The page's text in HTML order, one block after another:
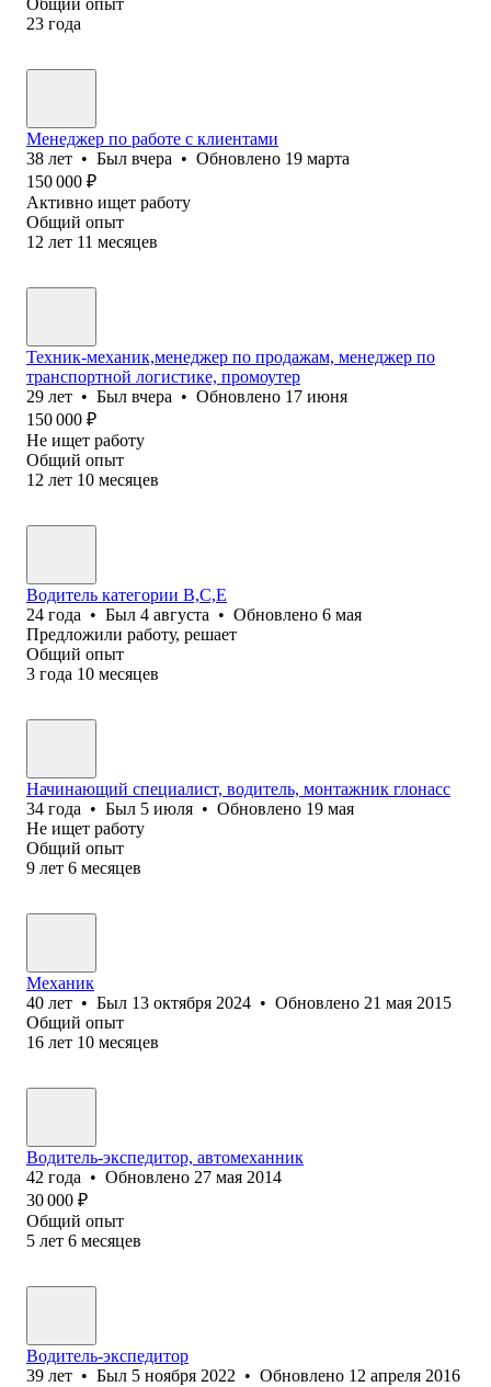
23 года
Менеджер по работе с клиентами
38 лет • Был вчера • Обновлено 19 марта
150 000 ₽
Активно ищет работу
Общий опыт
12 лет 11 месяцев
Техник-механик,менеджер по продажам, менеджер по
транспортной логистике, промоутер
29 лет • Был вчера • Обновлено 17 июня
150 000 ₽
Не ищет работу
Общий опыт
12 лет 10 месяцев
Водитель категории B,C,E
24 года • Был 4 августа • Обновлено 6 мая
Предложили работу, решает
Общий опыт
3 года 10 месяцев
Начинающий специалист, водитель, монтажник глонасс
34 года • Был 5 июля • Обновлено 19 мая
Не ищет работу
Общий опыт
9 лет 6 месяцев
Механик
40 лет • Был 13 октября 2024 • Обновлено 21 мая 2015
Общий опыт
16 лет 10 месяцев
Водитель-экспедитор, автомеханник
42 года • Обновлено 27 мая 2014
30 000 ₽
Общий опыт
5 лет 6 месяцев
Водитель-экспедитор
39 лет • Был 5 ноября 2022 • Обновлено 12 апреля 2016